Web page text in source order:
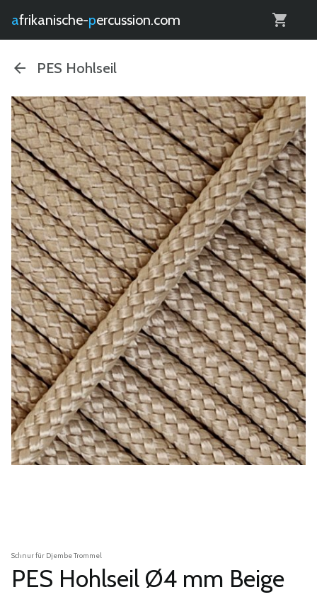
afrikanische- percussion.com
PES Hohlseil
Schnur für Djembe Trommel
PES Hohlseil Ø4 mm Beige